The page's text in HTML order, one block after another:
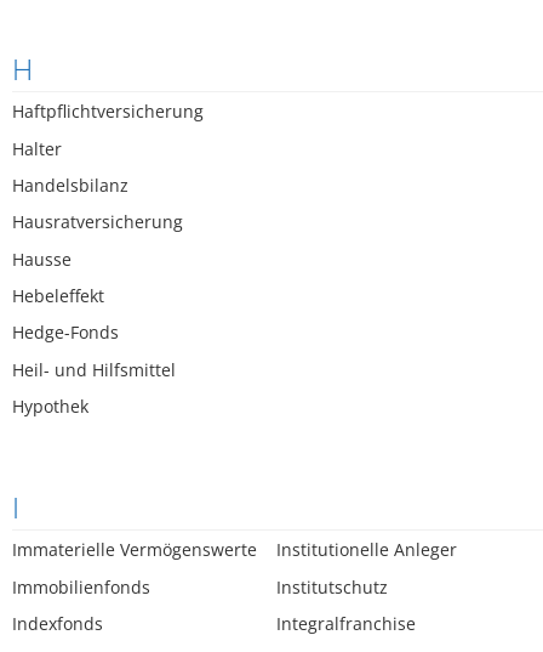
H
Haftpflichtversicherung
Halter
Handelsbilanz
Hausratversicherung
Hausse
Hebeleffekt
Hedge-Fonds
Heil- und Hilfsmittel
Hypothek
I
Immaterielle Vermögenswerte
Immobilienfonds
Indexfonds
Institutionelle Anleger
Institutschutz
Integralfranchise